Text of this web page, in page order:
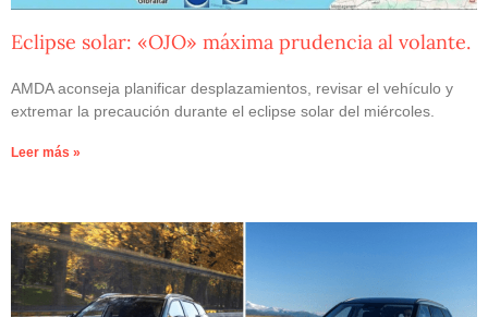
Eclipse solar: «OJO» máxima prudencia al volante.
AMDA aconseja planificar desplazamientos, revisar el vehículo y
extremar la precaución durante el eclipse solar del miércoles.
Leer más »